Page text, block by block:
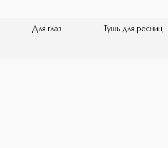
Для глаз Тушь для ресниц